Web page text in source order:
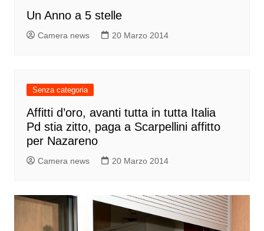
Un Anno a 5 stelle
Camera news 20 Marzo 2014
Senza categoria
Affitti d’oro, avanti tutta in tutta Italia
Pd stia zitto, paga a Scarpellini affitto
per Nazareno
Camera news 20 Marzo 2014